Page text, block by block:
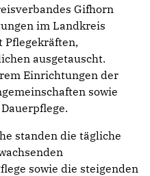
Gifhorn
im Landkreis
Pflegekräften,
ausgetauscht.
Einrichtungen der
sowie
standen die tägliche
sowie die steigenden